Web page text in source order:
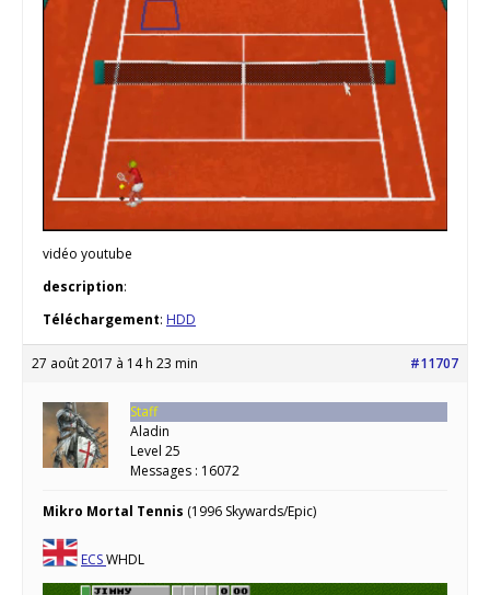
vidéo youtube
description:
Téléchargement: HDD
27 août 2017 à 14 h 23 min #11707
Staff
Aladin
Level 25
Messages : 16072
Mikro Mortal Tennis (1996 Skywards/Epic)
ECSWHDL